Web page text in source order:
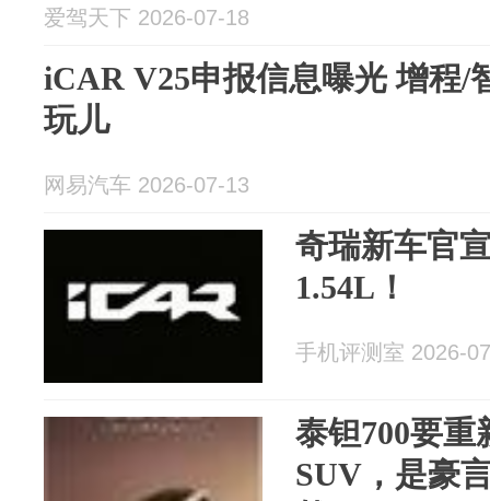
爱驾天下 2026-07-18
iCAR V25申报信息曝光 增程/
玩儿
网易汽车 2026-07-13
奇瑞新车官
1.54L！
手机评测室 2026-
泰钽700要重
SUV，是豪